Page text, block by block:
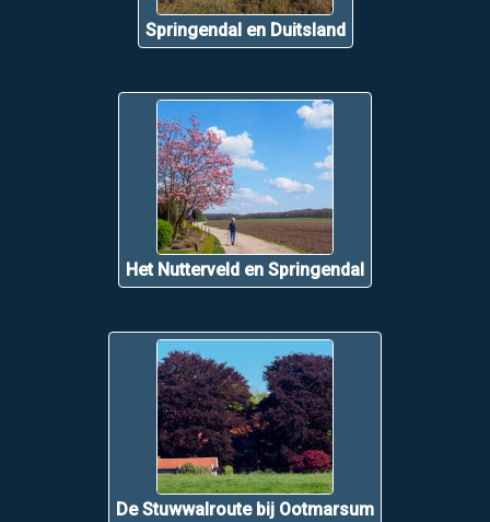
Springendal en Duitsland
Het Nutterveld en Springendal
De Stuwwalroute bij Ootmarsum